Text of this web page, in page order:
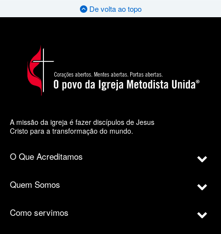
De volta ao topo
A missão da igreja é fazer discípulos de Jesus
Cristo para a transformação do mundo.
O Que Acreditamos
Quem Somos
Como servimos